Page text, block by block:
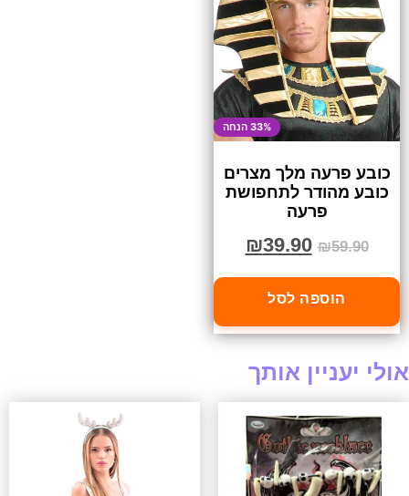
33% הנחה
כובע פרעה מלך מצרים
כובע מהודר לתחפושת
פרעה
₪59.90
₪39.90
הוספה לסל
אולי יעניין אותך